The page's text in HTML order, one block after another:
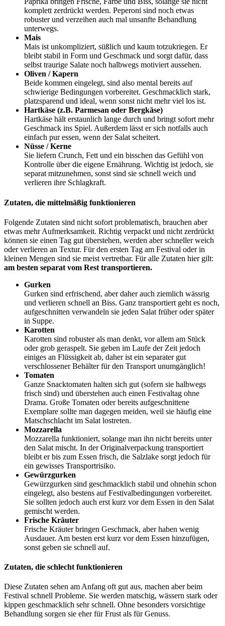
komplett zerdrückt werden. Peperoni sind noch etwas
robuster und verzeihen auch mal unsanfte Behandlung
unterwegs.
Mais
Mais ist unkompliziert, süßlich und kaum totzukriegen. Er
bleibt stabil in Form und Geschmack und sorgt dafür, dass
selbst traurige Salate noch halbwegs motiviert aussehen.
Oliven / Kapern
Beide kommen eingelegt, sind also mental bereits auf
schwierige Bedingungen vorbereitet. Geschmacklich stark,
platzsparend und ideal, wenn sonst nicht mehr viel los ist.
Hartkäse (z.B. Parmesan oder Bergkäse)
Hartkäse hält erstaunlich lange durch und bringt sofort mehr
Geschmack ins Spiel. Außerdem lässt er sich notfalls auch
einfach pur essen, wenn der Salat scheitert.
Nüsse / Kerne
Sie liefern Crunch, Fett und ein bisschen das Gefühl von
Kontrolle über die eigene Ernährung. Wichtig ist jedoch, sie
separat mitzunehmen, sonst sind sie schnell weich und
verlieren ihre Schlagkraft.
Zutaten, die mittelmäßig funktionieren
Folgende Zutaten sind nicht sofort problematisch, brauchen aber
etwas mehr Aufmerksamkeit. Richtig verpackt und nicht zerdrückt
können sie einen Tag gut überstehen, werden aber schneller weich
oder verlieren an Textur. Für den ersten Tag am Festival oder in
kleinen Mengen sind sie meist vertretbar. Für alle Zutaten hier gilt:
am besten separat vom Rest transportieren.
Gurken
Gurken sind erfrischend, aber daher auch ziemlich wässrig
und verlieren schnell an Biss. Ganz transportiert geht es noch,
aufgeschnitten verwandeln sie jeden Salat früher oder später
in Suppe.
Karotten
Karotten sind robuster als man denkt, vor allem am Stück
oder grob geraspelt. Sie geben im Laufe der Zeit jedoch
einiges an Flüssigkeit ab, daher ist ein separater gut
verschlossener Behälter für den Transport unumgänglich!
Tomaten
Ganze Snacktomaten halten sich gut (sofern sie halbwegs
frisch sind) und überstehen auch einen Festivaltag ohne
Drama. Große Tomaten oder bereits aufgeschnittene
Exemplare sollte man dagegen meiden, weil sie häufig eine
Matschschlacht im Salat lostreten.
Mozzarella
Mozzarella funktioniert, solange man ihn nicht bereits unter
den Salat mischt. In der Originalverpackung transportiert
bleibt er bis zum Essen frisch, die Salzlake sorgt jedoch für
ein gewisses Transportrisiko.
Gewürzgurken
Gewürzgurken sind geschmacklich stabil und ohnehin schon
eingelegt, also bestens auf Festivalbedingungen vorbereitet.
Sie sollten jedoch auch erst kurz vor dem Essen in den Salat
gemischt werden.
Frische Kräuter
Frische Kräuter bringen Geschmack, aber haben wenig
Ausdauer. Am besten erst kurz vor dem Essen hinzufügen,
sonst geben sie schnell auf.
Zutaten, die schlecht funktionieren
Diese Zutaten sehen am Anfang oft gut aus, machen aber beim
Festival schnell Probleme. Sie werden matschig, wässern stark oder
kippen geschmacklich sehr schnell. Ohne besonders vorsichtige
Behandlung sorgen sie eher für Frust als für Genuss.